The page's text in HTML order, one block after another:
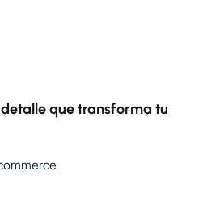
que transforma tu